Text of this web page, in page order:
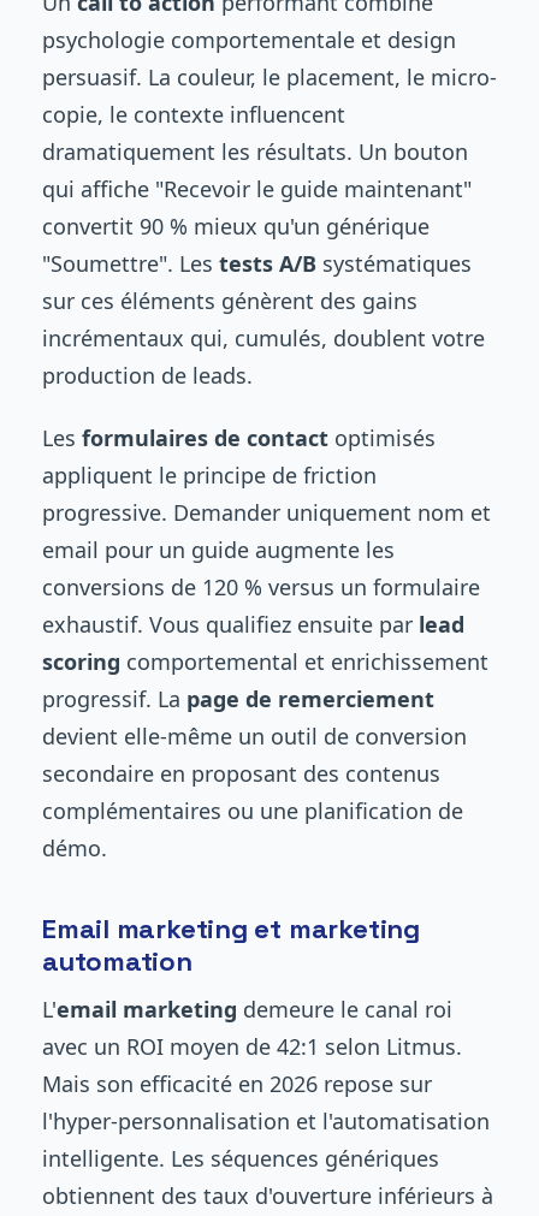
psychologie comportementale et design
persuasif. La couleur, le placement, le micro-
copie, le contexte influencent
dramatiquement les résultats. Un bouton
qui affiche "Recevoir le guide maintenant"
convertit 90 % mieux qu'un générique
"Soumettre". Les tests A/B systématiques
sur ces éléments génèrent des gains
incrémentaux qui, cumulés, doublent votre
production de leads.
Les formulaires de contact optimisés
appliquent le principe de friction
progressive. Demander uniquement nom et
email pour un guide augmente les
conversions de 120 % versus un formulaire
exhaustif. Vous qualifiez ensuite par lead
scoring comportemental et enrichissement
progressif. La page de remerciement
devient elle-même un outil de conversion
secondaire en proposant des contenus
complémentaires ou une planification de
démo.
Email marketing et marketing
automation
L'email marketing demeure le canal roi
avec un ROI moyen de 42:1 selon Litmus.
Mais son efficacité en 2026 repose sur
l'hyper-personnalisation et l'automatisation
intelligente. Les séquences génériques
obtiennent des taux d'ouverture inférieurs à